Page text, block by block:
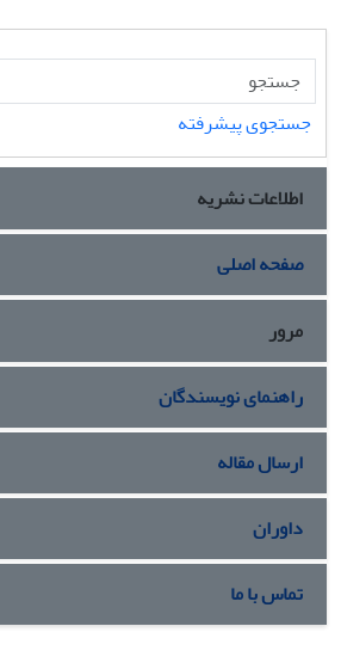
جستجوی پیشرفته
اطلاعات نشریه
صفحه اصلی
مرور
راهنمای نویسندگان
ارسال مقاله
داوران
تماس با ما